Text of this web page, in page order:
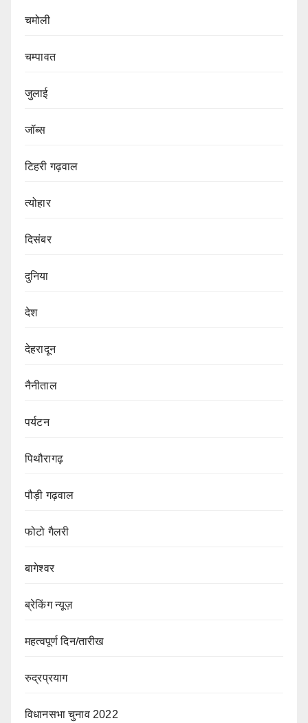
चमोली
चम्पावत
जुलाई
जॉब्स
टिहरी गढ़वाल
त्योहार
दिसंबर
दुनिया
देश
देहरादून
नैनीताल
पर्यटन
पिथौरागढ़
पौड़ी गढ़वाल
फोटो गैलरी
बागेश्वर
ब्रेकिंग न्यूज़
महत्वपूर्ण दिन/तारीख
रुद्रप्रयाग
विधानसभा चुनाव 2022